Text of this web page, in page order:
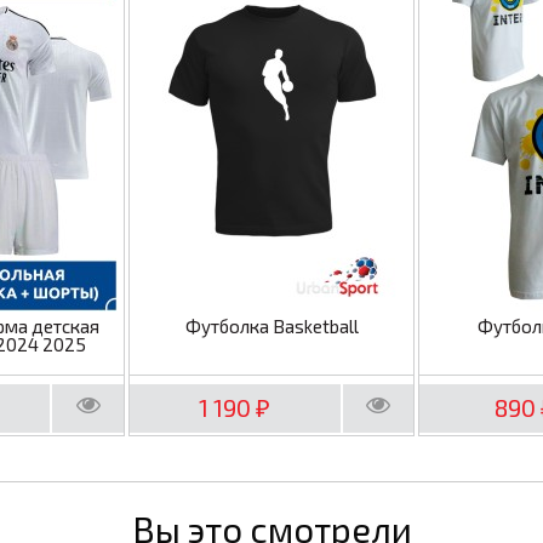
детская
2025
Футболка Basketball
1 190₽ 890
Вы это смотрели